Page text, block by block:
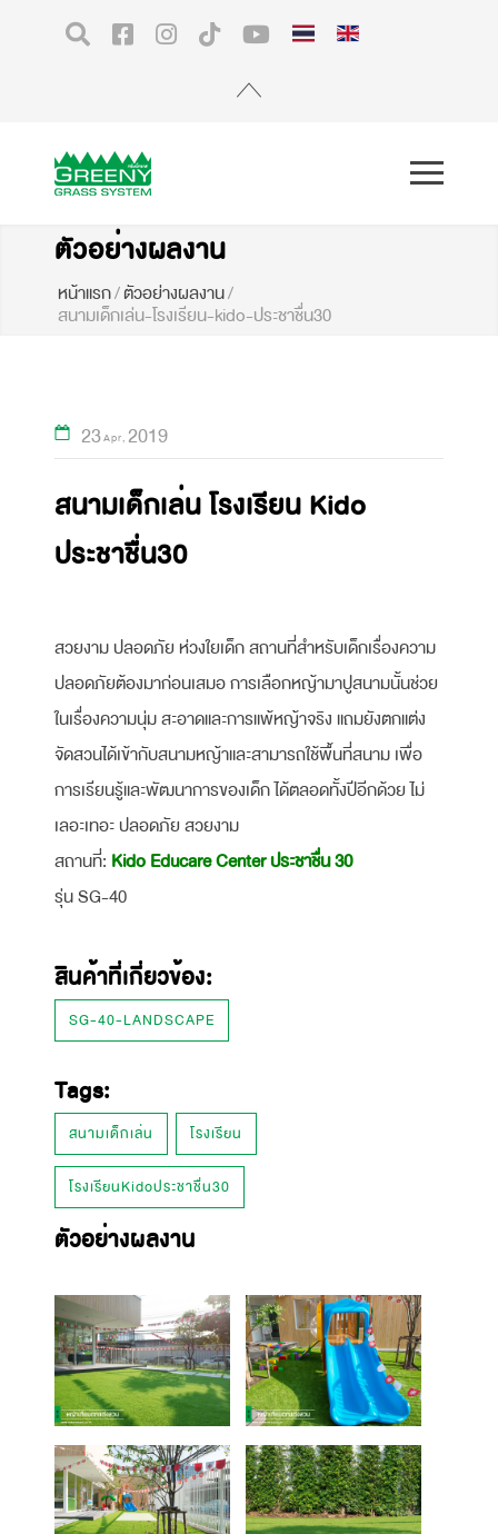
ตัวอย่างผลงาน
หน้าแรก/ตัวอย่างผลงาน/
สนามเด็กเล่น-โรงเรียน-kido-ประชาชื่น30
23Apr 2019
สนามเด็กเล่น โรงเรียน Kido
ประชาชื่น30
สวยงาม ปลอดภัย ห่วงใยเด็ก สถานที่สำหรับเด็กเรื่องความ
ปลอดภัยต้องมาก่อนเสมอ การเลือกหญ้ามาปูสนามนั้นช่วย
ในเรื่องความนุ่ม สะอาดและการแพ้หญ้าจริง แถมยังตกแต่ง
จัดสวนได้เข้ากับสนามหญ้าและสามารถใช้พื้นที่สนาม เพื่อ
การเรียนรู้และพัฒนาการของเด็ก ได้ตลอดทั้งปีอีกด้วย ไม่
เลอะเทอะ ปลอดภัย สวยงาม
สถานที่: Kido Educare Center ประชาชื่น 30
รุ่น SG-40
สินค้าที่เกี่ยวข้อง:
SG-40-LANDSCAPE
Tags:
สนามเด็กเล่น โรงเรียน
โรงเรียนKidoประชาชื่น30
ตัวอย่างผลงาน